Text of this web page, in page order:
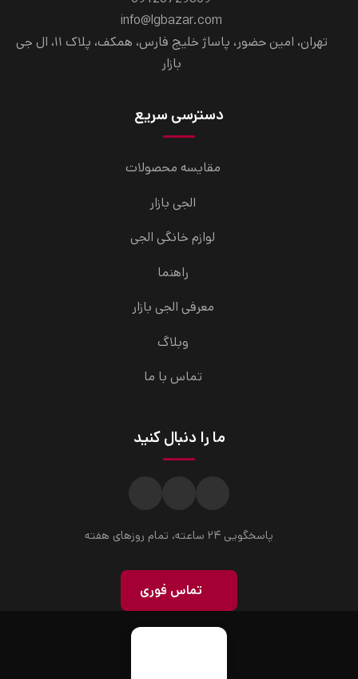
info@lgbazar.com
تهران، امین حضور، پاساژ خلیج فارس، همکف، پلاک ۱۱، ال جی
بازار
دسترسی سریع
مقایسه محصولات
الجی بازار
لوازم خانگی الجی
راهنما
معرفی الجی بازار
وبلاگ
تماس با ما
ما را دنبال کنید
پاسخگویی ۲۴ ساعته، تمام روزهای هفته
تماس فوری